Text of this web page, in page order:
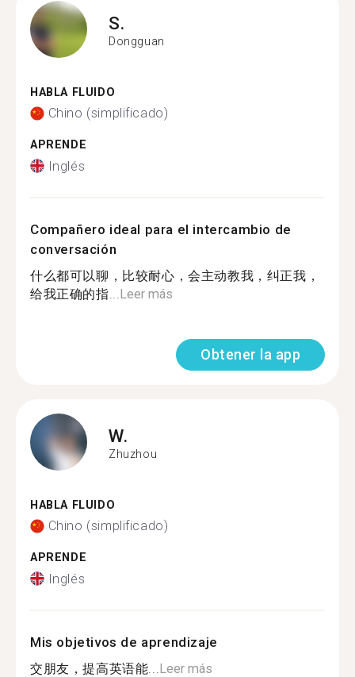
S.
Dongguan
HABLA FLUIDO
Chino (simplificado)
APRENDE
Inglés
Compañero ideal para el intercambio de
conversación
什么都可以聊，比较耐心，会主动教我，纠正我，
给我正确的指... Leer más
Obtener la app
W.
Zhuzhou
HABLA FLUIDO
Chino (simplificado)
APRENDE
Inglés
Mis objetivos de aprendizaje
交朋友，提高英语能... Leer más